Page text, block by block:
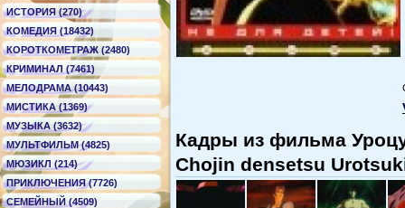
ИСТОРИЯ (270)
КОМЕДИЯ (18432)
КОРОТКОМЕТРАЖ (2480)
КРИМИНАЛ (7461)
МЕЛОДРАМА (10443)
МИСТИКА (1369)
МУЗЫКА (3632)
МУЛЬТФИЛЬМ (4825)
МЮЗИКЛ (214)
ПРИКЛЮЧЕНИЯ (7726)
СЕМЕЙНЫЙ (4509)
Кадры из фильма
Chojin densetsu